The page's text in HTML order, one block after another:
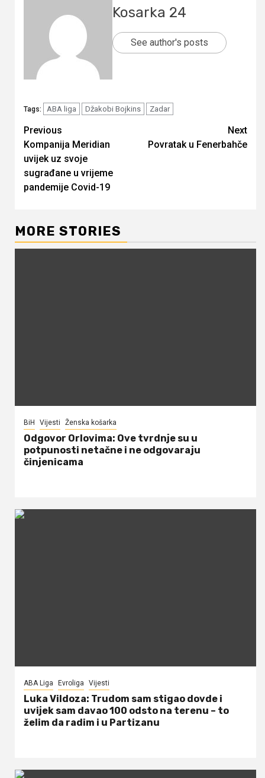
Kosarka 24
See author's posts
Tags: ABA liga Džakobi Bojkins Zadar
Continue
Reading
Previous
Kompanija Meridian
uvijek uz svoje
sugrađane u vrijeme
pandemije Covid-19
Next
Povratak u Fenerbahče
MORE STORIES
BiH Vijesti Ženska košarka
Odgovor Orlovima: ​Ove tvrdnje su u
potpunosti netačne i ne odgovaraju
činjenicama
ABA Liga Evroliga Vijesti
Luka Vildoza: Trudom sam stigao dovde i
uvijek sam davao 100 odsto na terenu – to
želim da radim i u Partizanu